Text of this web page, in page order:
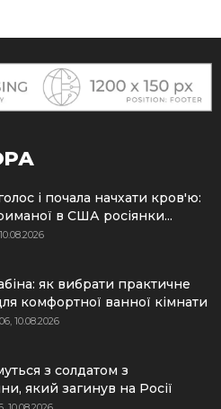
і почала начхати кров'ю:
в США росіянки...
як вибрати практичне
комфортної ванної кімнати
10.08.2026
з солдатом з
який загинув на Росії